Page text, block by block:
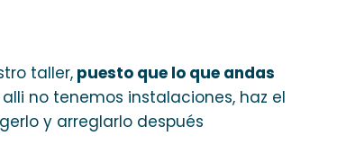
taller, puesto que lo que andas
alli no tenemos instalaciones, haz el
y arreglarlo después